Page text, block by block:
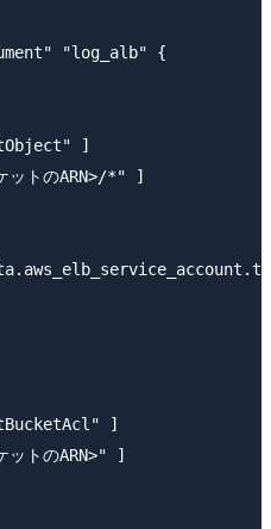
"log_alb" {
]
トのARN>/*" ]
]
トのARN>" ]